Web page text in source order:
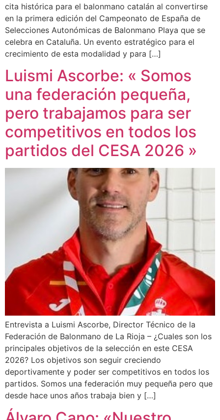
cita histórica para el balonmano catalán al convertirse
en la primera edición del Campeonato de España de
Selecciones Autonómicas de Balonmano Playa que se
celebra en Cataluña. Un evento estratégico para el
crecimiento de esta modalidad y para […]
Luismi Ascorbe: « Somos
una federación pequeña,
pero trabajamos para ser
competitivos en todos los
partidos del CESA 2026 »
Entrevista a Luismi Ascorbe, Director Técnico de la
Federación de Balonmano de La Rioja – ¿Cuales son los
principales objetivos de la selección en este CESA
2026? Los objetivos son seguir creciendo
deportivamente y poder ser competitivos en todos los
partidos. Somos una federación muy pequeña pero que
desde hace unos años trabaja bien y […]